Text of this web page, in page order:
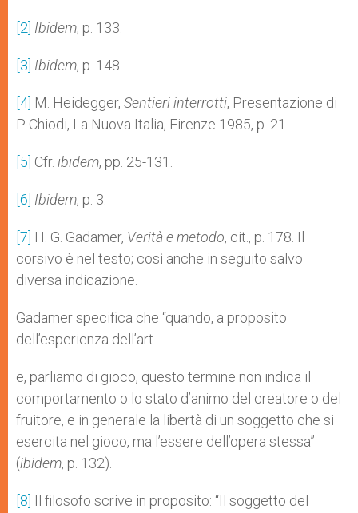
[2] Ibidem, p. 133.
[3] Ibidem, p. 148.
[4] M. Heidegger, Sentieri interrotti, Presentazione di
P. Chiodi, La Nuova Italia, Firenze 1985, p. 21.
[5] Cfr. ibidem, pp. 25-131.
[6] Ibidem, p. 3.
[7] H. G. Gadamer, Verità e metodo, cit., p. 178. Il
corsivo è nel testo; così anche in seguito salvo
diversa indicazione.
Gadamer specifica che “quando, a proposito
dell’esperienza dell’art
e, parliamo di gioco, questo termine non indica il
comportamento o lo stato d’animo del creatore o del
fruitore, e in generale la libertà di un soggetto che si
esercita nel gioco, ma l’essere dell’opera stessa”
(ibidem, p. 132).
[8] Il filosofo scrive in proposito: “Il soggetto del